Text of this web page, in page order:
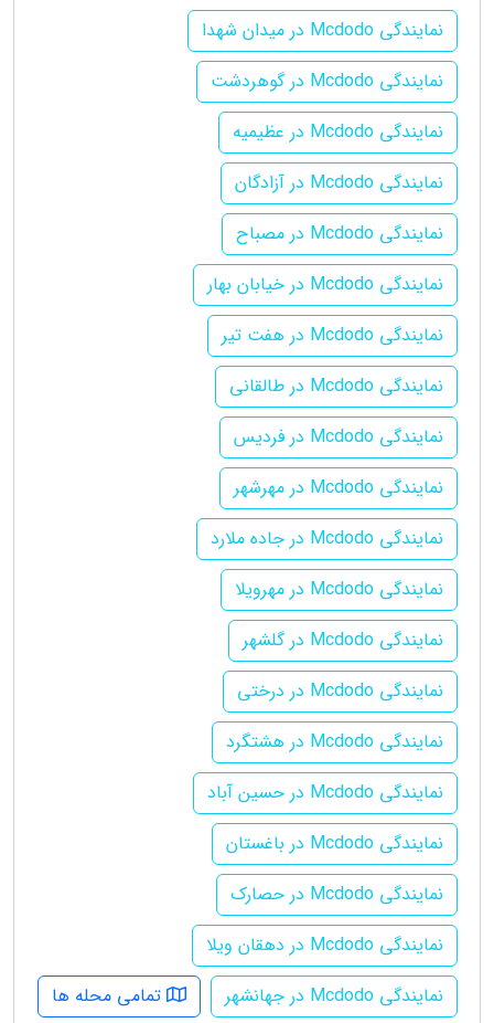
نمایندگی Mcdodo در میدان شهدا
نمایندگی Mcdodo در گوهردشت
نمایندگی Mcdodo در عظیمیه
نمایندگی Mcdodo در آزادگان
نمایندگی Mcdodo در مصباح
نمایندگی Mcdodo در خیابان بهار
نمایندگی Mcdodo در هفت تیر
نمایندگی Mcdodo در طالقانی
نمایندگی Mcdodo در فردیس
نمایندگی Mcdodo در مهرشهر
نمایندگی Mcdodo در جاده ملارد
نمایندگی Mcdodo در مهرویلا
نمایندگی Mcdodo در گلشهر
نمایندگی Mcdodo در درختی
نمایندگی Mcdodo در هشتگرد
نمایندگی Mcdodo در حسین آباد
نمایندگی Mcdodo در باغستان
نمایندگی Mcdodo در حصارک
نمایندگی Mcdodo در دهقان ویلا
نمایندگی Mcdodo در جهانشهر
تمامی محله ها